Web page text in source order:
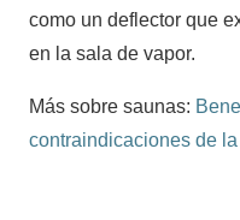
como un deflector que
en la sala de vapor.
Más sobre saunas:
contraindicaciones de